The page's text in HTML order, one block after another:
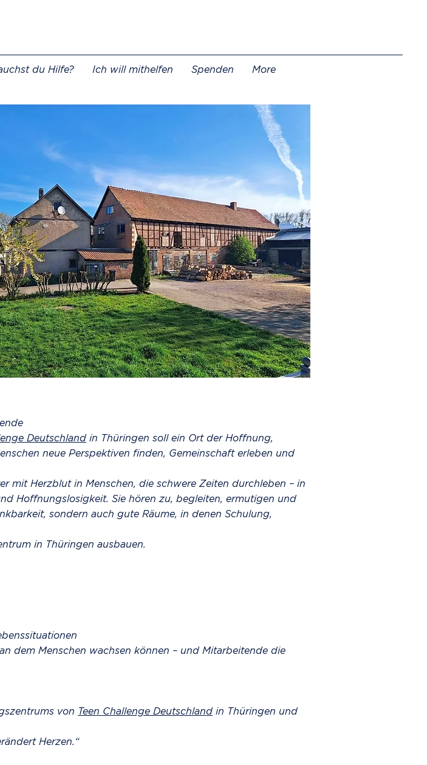
du Hilfe? Ich will mithelfen Spenden More
Deutschland in Thüringen soll ein Ort der Hoffnung,
neue Perspektiven finden, Gemeinschaft erleben und
mit Herzblut in Menschen, die schwere Zeiten durchleben – in
Hoffnungslosigkeit. Sie hören zu, begleiten, ermutigen und
sondern auch gute Räume, in denen Schulung,
in Thüringen ausbauen.
dem Menschen wachsen können – und Mitarbeitende die
von Teen Challenge Deutschland in Thüringen und
Herzen.“